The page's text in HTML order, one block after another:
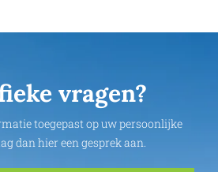
vragen?
toegepast op uw persoonlijke
dan hier een gesprek aan.